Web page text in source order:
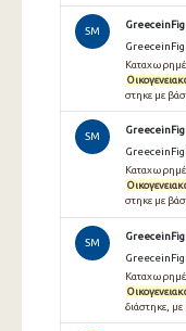
SM
στηκε με
SM
στηκε με
SM
διάστηκε,